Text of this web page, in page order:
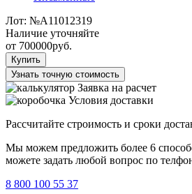
Лот: №А11012319
Наличие уточняйте
от 700000руб.
Купить
Узнать точную стоимость
Заявка на расчет
Условия доставки
Рассчитайте строимость и сроки
Мы можем предложить более 6
можете задать любой вопрос по
8 800 100 55 37